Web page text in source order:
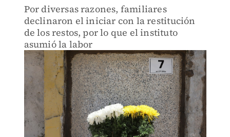
Por diversas razones, familiares
declinaron el iniciar con la restitución
de los restos, por lo que el instituto
asumió la labor